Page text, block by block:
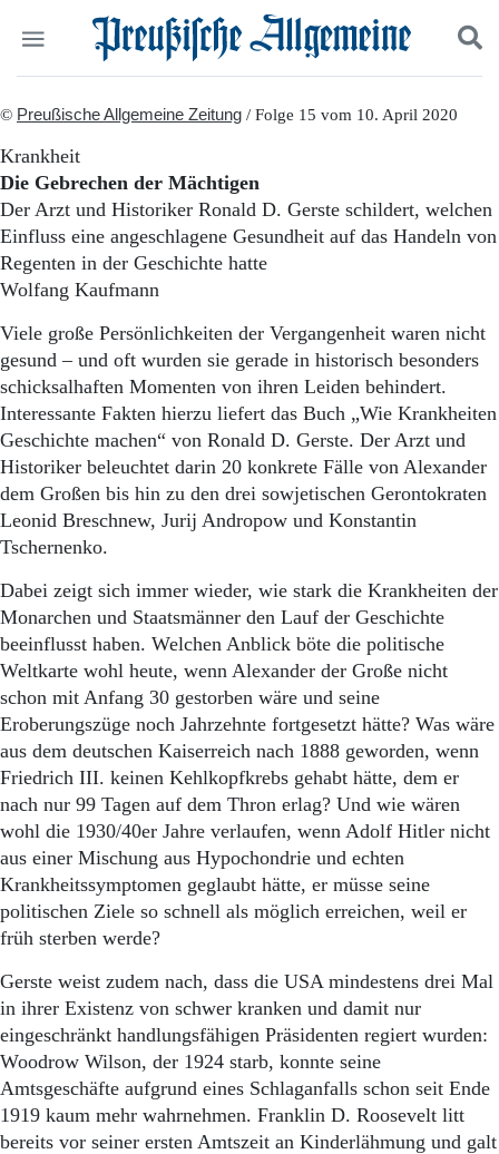
Start
Wer wir sind
Aktuelle Ausgabe
Abonnenten-Login
Archiv
Mediadaten
Politik
Panorama
Gesellschaft
Leben
Geschichte
Berlin-Brandenburg
Schlesien
Danzig und Westpreußen
Bücher
Kontakt
Impressum
Datenschutz
Suchen und finden
© Preußische Allgemeine Zeitung / Folge 15 vom 10. April 2020
Krankheit
Die Gebrechen der Mächtigen
Der Arzt und Historiker Ronald D. Gerste schildert, welchen
Einfluss eine angeschlagene Gesundheit auf das Handeln von
Regenten in der Geschichte hatte
Wolfang Kaufmann
Viele große Persönlichkeiten der Vergangenheit waren nicht
gesund – und oft wurden sie gerade in historisch besonders
schicksalhaften Momenten von ihren Leiden behindert.
Interessante Fakten hierzu liefert das Buch „Wie Krankheiten
Geschichte machen“ von Ronald D. Gerste. Der Arzt und
Historiker beleuchtet darin 20 konkrete Fälle von Alexander
dem Großen bis hin zu den drei sowjetischen Gerontokraten
Leonid Breschnew, Jurij Andropow und Konstantin
Tschernenko.
Dabei zeigt sich immer wieder, wie stark die Krankheiten der
Monarchen und Staatsmänner den Lauf der Geschichte
beeinflusst haben. Welchen Anblick böte die politische
Weltkarte wohl heute, wenn Alexander der Große nicht
schon mit Anfang 30 gestorben wäre und seine
Eroberungszüge noch Jahrzehnte fortgesetzt hätte? Was wäre
aus dem deutschen Kaiserreich nach 1888 geworden, wenn
Friedrich III. keinen Kehlkopfkrebs gehabt hätte, dem er
nach nur 99 Tagen auf dem Thron erlag? Und wie wären
wohl die 1930/40er Jahre verlaufen, wenn Adolf Hitler nicht
aus einer Mischung aus Hypochondrie und echten
Krankheitssymptomen geglaubt hätte, er müsse seine
politischen Ziele so schnell als möglich erreichen, weil er
früh sterben werde?
Gerste weist zudem nach, dass die USA mindestens drei Mal
in ihrer Existenz von schwer kranken und damit nur
eingeschränkt handlungsfähigen Präsidenten regiert wurden:
Woodrow Wilson, der 1924 starb, konnte seine
Amtsgeschäfte aufgrund eines Schlaganfalls schon seit Ende
1919 kaum mehr wahrnehmen. Franklin D. Roosevelt litt
bereits vor seiner ersten Amtszeit an Kinderlähmung und galt